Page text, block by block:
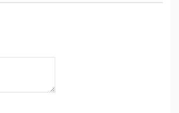
bẩn, thức ăn rơi vào khe phím, hoặc các